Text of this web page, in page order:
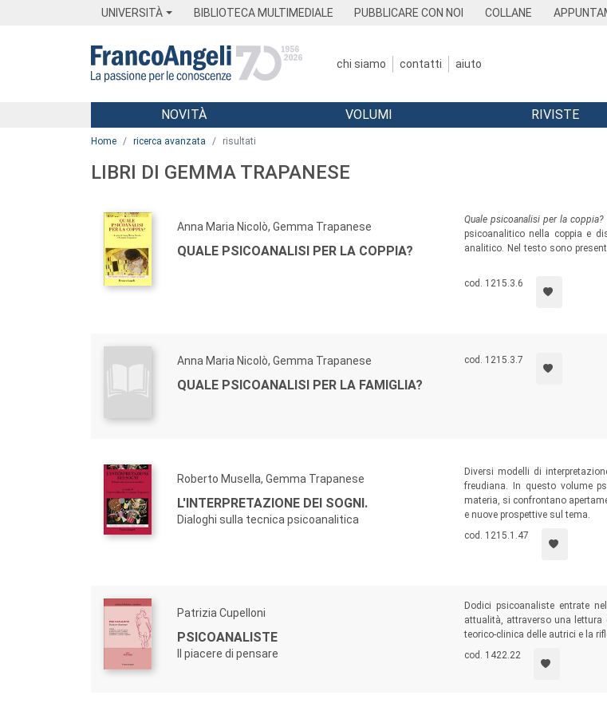
UNIVERSITÀ BIBLIOTECA MULTIMEDIALE PUBBLICARE CON NOI COLLANE
chi siamo contatti aiuto
Menu
NOVITÀ VOLUMI RIVISTE
Home ricerca avanzata risultati
LIBRI DI GEMMA TRAPANESE
Anna Maria Nicolò, Gemma Trapanese
QUALE PSICOANALISI PER LA COPPIA?
Quale psicoanalisi per la coppia?
psicoanalitico nella coppia e
analitico. Nel testo sono
che stranieri, tutti cimentati
psicoanalisi della coppia e della
cod. 1215.3.6
Anna Maria Nicolò, Gemma Trapanese
QUALE PSICOANALISI PER LA FAMIGLIA?
cod. 1215.3.7
Roberto Musella, Gemma Trapanese
L'INTERPRETAZIONE DEI SOGNI.
Dialoghi sulla tecnica psicoanalitica
Diversi modelli di
freudiana. In questo volume
materia, si confrontano
e nuove prospettive sul tema.
cod. 1215.1.47
Patrizia Cupelloni
PSICOANALISTE
Il piacere di pensare
Dodici psicoanaliste entrate
attualità, attraverso una lettura
teorico-clinica delle autrici e la
cod. 1422.22